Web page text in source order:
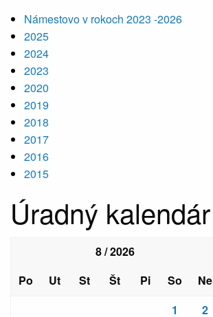
Námestovo v rokoch 2023 -2026
2025
2024
2023
2020
2019
2018
2017
2016
2015
Úradný kalendár
8 / 2026
Po
Ut St Št Pi So
Ne
1
2